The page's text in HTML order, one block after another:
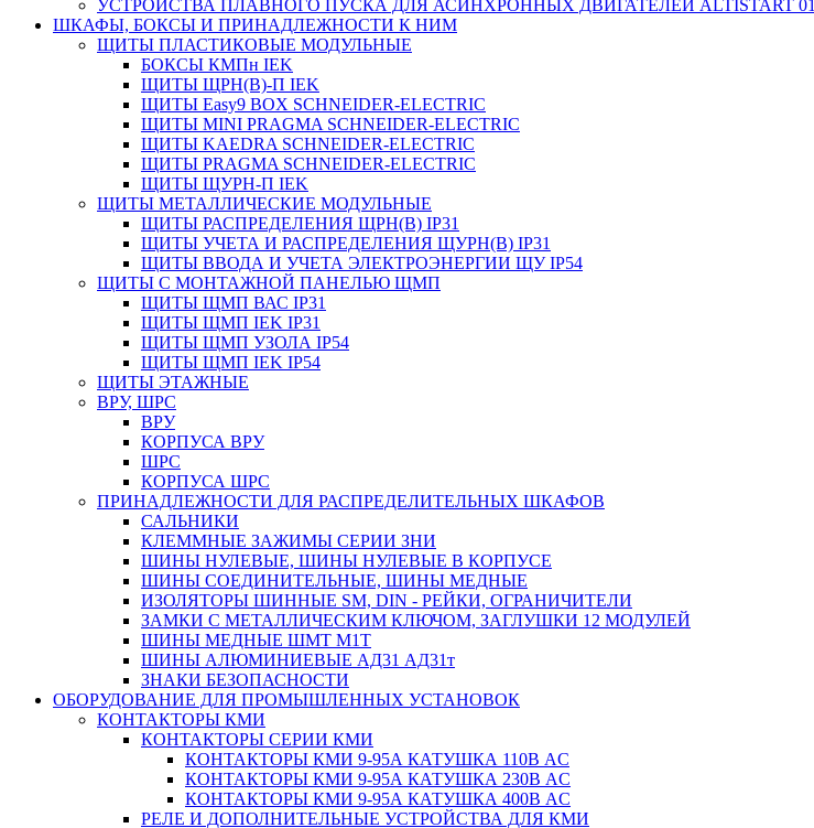
УСТРОЙСТВА ПЛАВНОГО ПУСКА ДЛЯ АСИНХРОННЫХ ДВИГАТЕЛЕЙ ALTISTART 01
ШКАФЫ, БОКСЫ И ПРИНАДЛЕЖНОСТИ К НИМ
ЩИТЫ ПЛАСТИКОВЫЕ МОДУЛЬНЫЕ
БОКСЫ КМПн IEK
ЩИТЫ ЩРН(В)-П IEK
ЩИТЫ Easy9 BOX SCHNEIDER-ELECTRIC
ЩИТЫ MINI PRAGMA SCHNEIDER-ELECTRIC
ЩИТЫ KAEDRA SCHNEIDER-ELECTRIC
ЩИТЫ PRAGMA SCHNEIDER-ELECTRIC
ЩИТЫ ЩУРН-П IEK
ЩИТЫ МЕТАЛЛИЧЕСКИЕ МОДУЛЬНЫЕ
ЩИТЫ РАСПРЕДЕЛЕНИЯ ЩРН(В) IP31
ЩИТЫ УЧЕТА И РАСПРЕДЕЛЕНИЯ ЩУРН(В) IP31
ЩИТЫ ВВОДА И УЧЕТА ЭЛЕКТРОЭНЕРГИИ ЩУ IP54
ЩИТЫ С МОНТАЖНОЙ ПАНЕЛЬЮ ЩМП
ЩИТЫ ЩМП ВАС IP31
ЩИТЫ ЩМП IEK IP31
ЩИТЫ ЩМП УЗОЛА IP54
ЩИТЫ ЩМП IEK IP54
ЩИТЫ ЭТАЖНЫЕ
ВРУ, ШРС
ВРУ
КОРПУСА ВРУ
ШРС
КОРПУСА ШРС
ПРИНАДЛЕЖНОСТИ ДЛЯ РАСПРЕДЕЛИТЕЛЬНЫХ ШКАФОВ
САЛЬНИКИ
КЛЕММНЫЕ ЗАЖИМЫ СЕРИИ ЗНИ
ШИНЫ НУЛЕВЫЕ, ШИНЫ НУЛЕВЫЕ В КОРПУСЕ
ШИНЫ СОЕДИНИТЕЛЬНЫЕ, ШИНЫ МЕДНЫЕ
ИЗОЛЯТОРЫ ШИННЫЕ SM, DIN - РЕЙКИ, ОГРАНИЧИТЕЛИ
ЗАМКИ С МЕТАЛЛИЧЕСКИМ КЛЮЧОМ, ЗАГЛУШКИ 12 МОДУЛЕЙ
ШИНЫ МЕДНЫЕ ШМТ М1Т
ШИНЫ АЛЮМИНИЕВЫЕ АД31 АД31т
ЗНАКИ БЕЗОПАСНОСТИ
ОБОРУДОВАНИЕ ДЛЯ ПРОМЫШЛЕННЫХ УСТАНОВОК
КОНТАКТОРЫ КМИ
КОНТАКТОРЫ СЕРИИ КМИ
КОНТАКТОРЫ КМИ 9-95А КАТУШКА 110В AC
КОНТАКТОРЫ КМИ 9-95А КАТУШКА 230В AC
КОНТАКТОРЫ КМИ 9-95А КАТУШКА 400В AC
РЕЛЕ И ДОПОЛНИТЕЛЬНЫЕ УСТРОЙСТВА ДЛЯ КМИ